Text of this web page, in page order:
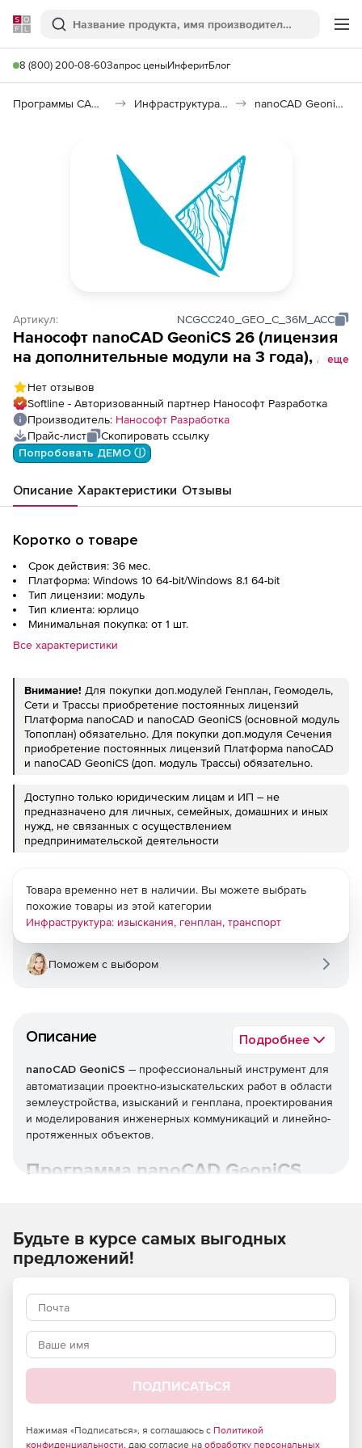
Softline
Поиск
8 (800) 200-08-60Запрос ценыИнферитБлог
Программы САПР и ГИС Инфраструктура: изыскания, генплан, транспорт nanoCAD GeoniCS 26
Артикул: NCGCC240_GEO_C_36M_ACC
Нанософт nanoCAD GeoniCS 26 (лицензия
на дополнительные модули на 3 года), доп.
еще
Нет отзывов
Softline - Авторизованный партнер Нанософт Разработка
Производитель: Нанософт Разработка
Прайс-лист
Скопировать ссылку
Попробовать ДЕМО ⓘ
Описание Характеристики Отзывы
Коротко о товаре
Срок действия: 36 мес.
Платформа: Windows 10 64-bit/Windows 8.1 64-bit
Тип лицензии: модуль
Тип клиента: юрлицо
Минимальная покупка: от 1 шт.
Все характеристики
Внимание! Для покупки доп.модулей Генплан, Геомодель,
Сети и Трассы приобретение постоянных лицензий
Платформа nanoCAD и nanoCAD GeoniCS (основной модуль
Топоплан) обязательно. Для покупки доп.модуля Сечения
приобретение постоянных лицензий Платформа nanoCAD
и nanoCAD GeoniCS (доп. модуль Трассы) обязательно.
Доступно только юридическим лицам и ИП – не
предназначено для личных, семейных, домашних и иных
нужд, не связанных с осуществлением
предпринимательской деятельности
Описание Подробнее
nanoCAD GeoniCS – профессиональный инструмент для
автоматизации проектно-изыскательских работ в области
землеустройства, изысканий и генплана, проектирования
и моделирования инженерных коммуникаций и линейно-
протяженных объектов.
Программа nanoCAD GeoniCS
Подготовка и создание генеральных планов
Выполнение расчетов, связанных с объемами
Проектирование внешних внутриплощадочных
инженерных коммуникаций подземного и наземного
типа.
Проектирование линейно-протяженных объектов с
Товара временно нет в наличии. Вы можете выбрать
похожие товары из этой категории
Инфраструктура: изыскания, генплан, транспорт
Поможем с выбором
Будьте в курсе самых выгодных
предложений!
ПОДПИСАТЬСЯ
Нажимая «Подписаться», я соглашаюсь с Политикой
конфиденциальности, даю согласие на обработку персональных